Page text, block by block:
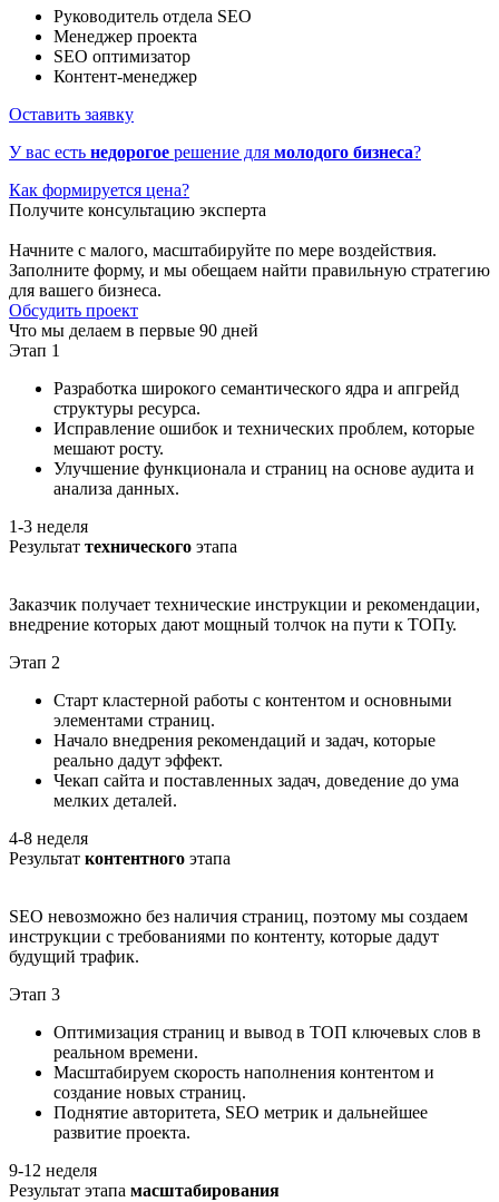
Руководитель отдела SEO
Менеджер проекта
SEO оптимизатор
Контент-менеджер
Оставить заявку
У вас есть недорогое решение для молодого бизнеса?
Как формируется цена?
Получите консультацию эксперта
Начните с малого, масштабируйте по мере воздействия.
Заполните форму, и мы обещаем найти правильную стратегию
для вашего бизнеса.
Обсудить проект
Что мы делаем в первые 90 дней
Этап 1
Разработка широкого семантического ядра и апгрейд
структуры ресурса.
Исправление ошибок и технических проблем, которые
мешают росту.
Улучшение функционала и страниц на основе аудита и
анализа данных.
1-3 неделя
Результат технического этапа
Заказчик получает технические инструкции и рекомендации,
внедрение которых дают мощный толчок на пути к ТОПу.
Этап 2
Старт кластерной работы с контентом и основными
элементами страниц.
Начало внедрения рекомендаций и задач, которые
реально дадут эффект.
Чекап сайта и поставленных задач, доведение до ума
мелких деталей.
4-8 неделя
Результат контентного этапа
SEO невозможно без наличия страниц, поэтому мы создаем
инструкции с требованиями по контенту, которые дадут
будущий трафик.
Этап 3
Оптимизация страниц и вывод в ТОП ключевых слов в
реальном времени.
Масштабируем скорость наполнения контентом и
создание новых страниц.
Поднятие авторитета, SEO метрик и дальнейшее
развитие проекта.
9-12 неделя
Результат этапа масштабирования